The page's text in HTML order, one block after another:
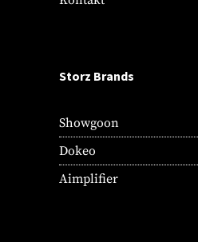
Storz Brands
Showgoon
Dokeo
Aimplifier